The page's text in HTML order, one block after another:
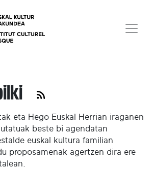
eta Hego Euskal Herrian iraganen
beste bi agendatan
euskal kultura familian
proposamenak agertzen dira ere